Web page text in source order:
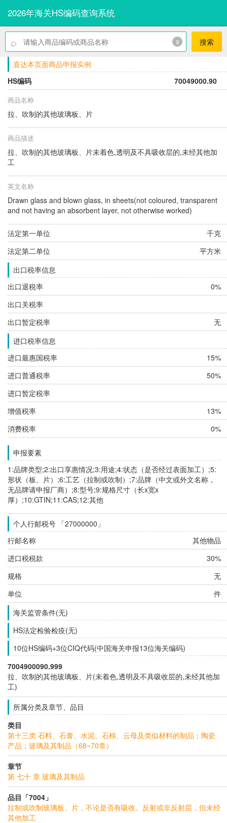
2026年海关HS编码查询系统
⌕ x 搜索
直达本页面商品申报实例
HS编码
70049000.90
商品名称
拉、吹制的其他玻璃板、片
商品描述
拉、吹制的其他玻璃板、片未着色,透明及不具吸收层的,未经其他加
工
英文名称
Drawn glass and blown glass, in sheets(not coloured, transparent
and not having an absorbent layer, not otherwise worked)
法定第一单位
千克
法定第二单位
平方米
出口税率信息
出口退税率
0%
出口关税率
出口暂定税率
无
进口税率信息
进口最惠国税率
15%
进口普通税率
50%
进口暂定税率
增值税率
13%
消费税率
0%
申报要素
1:品牌类型;2:出口享惠情况;3:用途;4:状态（是否经过表面加工）;5:
形状（板、片）;6:工艺（拉制或吹制）;7:品牌（中文或外文名称，
无品牌请申报厂商）;8:型号;9:规格尺寸（长x宽x
厚）;10:GTIN;11:CAS;12:其他
个人行邮税号 「27000000」
行邮名称
其他物品
进口税税款
30%
规格
无
单位
件
海关监管条件(无)
HS法定检验检疫(无)
10位HS编码+3位CIQ代码(中国海关申报13位海关编码)
7004900090.999
拉、吹制的其他玻璃板、片(未着色,透明及不具吸收层的,未经其他加
工)
所属分类及章节、品目
类目
第十三类 石料、石膏、水泥、石棉、云母及类似材料的制品；陶瓷
产品；玻璃及其制品（68~70章）
章节
第 七十 章 玻璃及其制品
品目「7004」
拉制或吹制玻璃板、片，不论是否有吸收、反射或非反射层，但未经
其他加工